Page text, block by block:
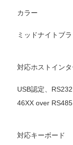
カラー
ミッドナイトブラ
対応ホストイン
USB認定、
46XX over RS485
対応キーボード